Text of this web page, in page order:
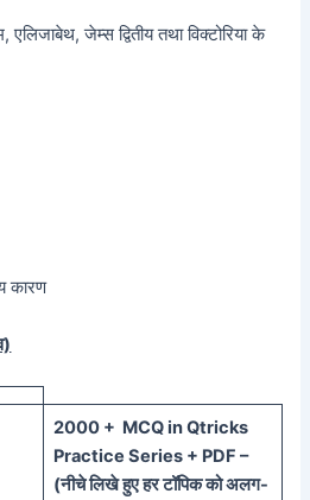
जेम्स द्वितीय तथा विक्टोरिया के
कारण
2000 + MCQ in Qtricks
Practice Series + PDF –
(नीचेलिखे हुएहर टॉपिक कोअलग-